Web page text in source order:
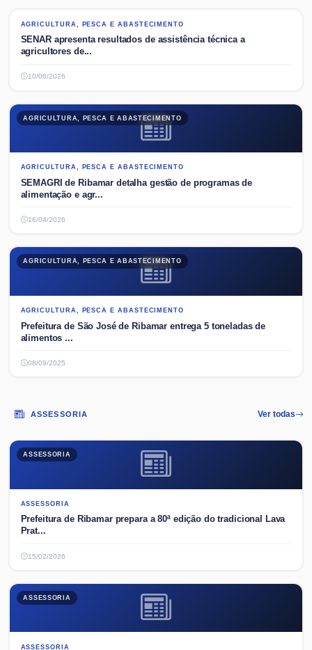
AGRICULTURA, PESCA E ABASTECIMENTO
AGRICULTURA, PESCA E ABASTECIMENTO
SENAR apresenta resultados de assistência técnica a
agricultores de...
10/06/2026
AGRICULTURA, PESCA E ABASTECIMENTO
AGRICULTURA, PESCA E ABASTECIMENTO
SEMAGRI de Ribamar detalha gestão de programas de
alimentação e agr...
16/04/2026
AGRICULTURA, PESCA E ABASTECIMENTO
AGRICULTURA, PESCA E ABASTECIMENTO
Prefeitura de São José de Ribamar entrega 5 toneladas de
alimentos ...
08/09/2025
ASSESSORIA Ver todas
ASSESSORIA
ASSESSORIA
Prefeitura de Ribamar prepara a 80ª edição do tradicional Lava
Prat...
15/02/2026
ASSESSORIA
ASSESSORIA